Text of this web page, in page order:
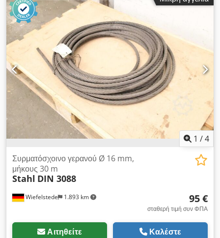
συρματόσχοινο ασφάλισης -Συρματόσχοινο γερανού:
Συρματόσχοινο από ατσάλι DIN 3088 8x36 Ø 16 mm -Μήκος:
30 μέτρα Dsdjztakmspfx Amhowa -Διατίθενται και άλλα
συρματόσχοινα γερανού. -Διαστάσεις μεταφοράς: Ø 530 x 120
mm -Βάρος: 31,7 κιλά
1 /4
Wiefelstede 1.893 km
Συρματόσχοινο γερανού Ø 16 mm,
μήκους 30 m
Stahl DIN 3088
95 €
σταθερή τιμή συν ΦΠΑ
Αιτηθείτε Καλέστε